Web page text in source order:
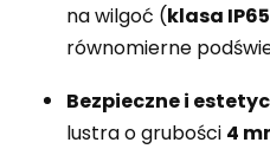
na wilgoć (klasa IP65
równomierne
Bezpieczne i
lustra o grubości 4